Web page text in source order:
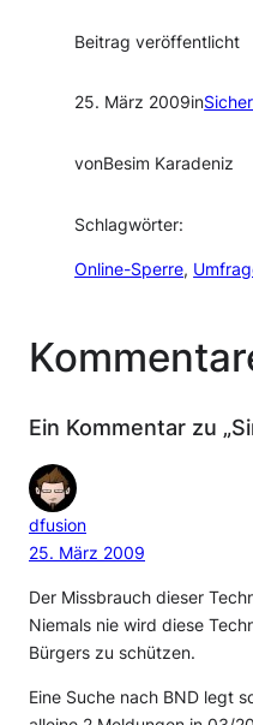
Beitrag veröffentlicht
25. März 2009in
vonBesim Karadeniz
Schlagwörter:
Online-Sperre,
Ein Kommentar zu
dfusion
25. März 2009
Der Missbrauch dieser
Niemals nie wird diese
Bürgers zu schützen.
Eine Suche nach BND legt